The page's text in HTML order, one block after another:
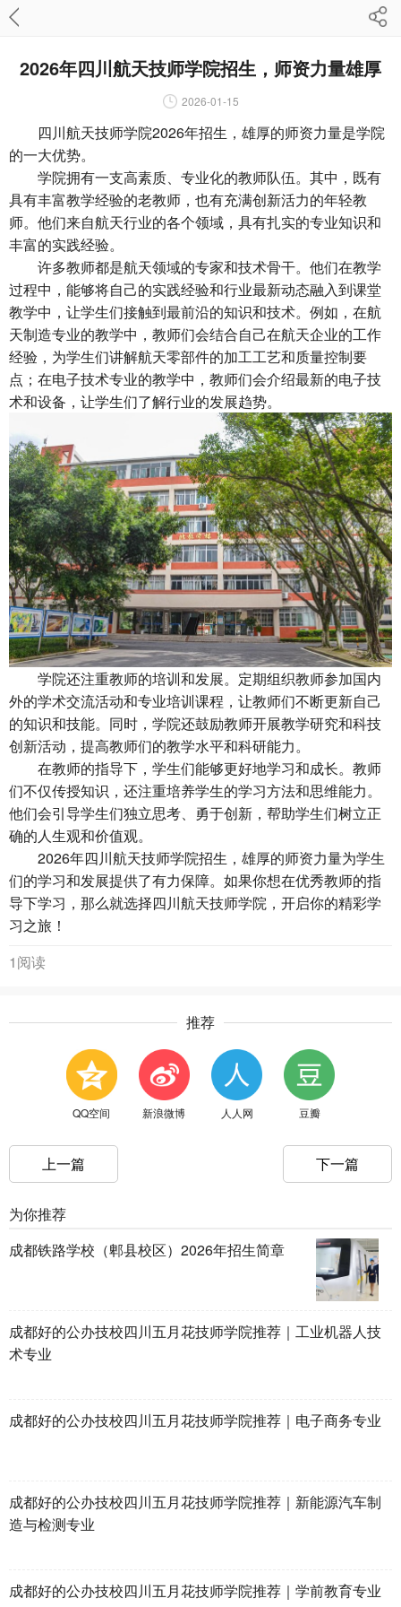
2026年四川航天技师学院招生，师资力量雄厚
2026-01-15
四川航天技师学院2026年招生，雄厚的师资力量是学院
的一大优势。
学院拥有一支高素质、专业化的教师队伍。其中，既有
具有丰富教学经验的老教师，也有充满创新活力的年轻教
师。他们来自航天行业的各个领域，具有扎实的专业知识和
丰富的实践经验。
许多教师都是航天领域的专家和技术骨干。他们在教学
过程中，能够将自己的实践经验和行业最新动态融入到课堂
教学中，让学生们接触到最前沿的知识和技术。例如，在航
天制造专业的教学中，教师们会结合自己在航天企业的工作
经验，为学生们讲解航天零部件的加工工艺和质量控制要
点；在电子技术专业的教学中，教师们会介绍最新的电子技
术和设备，让学生们了解行业的发展趋势。
学院还注重教师的培训和发展。定期组织教师参加国内
外的学术交流活动和专业培训课程，让教师们不断更新自己
的知识和技能。同时，学院还鼓励教师开展教学研究和科技
创新活动，提高教师们的教学水平和科研能力。
在教师的指导下，学生们能够更好地学习和成长。教师
们不仅传授知识，还注重培养学生的学习方法和思维能力。
他们会引导学生们独立思考、勇于创新，帮助学生们树立正
确的人生观和价值观。
2026年四川航天技师学院招生，雄厚的师资力量为学生
们的学习和发展提供了有力保障。如果你想在优秀教师的指
导下学习，那么就选择四川航天技师学院，开启你的精彩学
习之旅！
1阅读
推荐
QQ空间 新浪微博 人人网 豆瓣
上一篇 下一篇
为你推荐
成都铁路学校（郫县校区）2026年招生简章
成都好的公办技校四川五月花技师学院推荐｜工业机器人技
术专业
成都好的公办技校四川五月花技师学院推荐｜电子商务专业
成都好的公办技校四川五月花技师学院推荐｜新能源汽车制
造与检测专业
成都好的公办技校四川五月花技师学院推荐｜学前教育专业